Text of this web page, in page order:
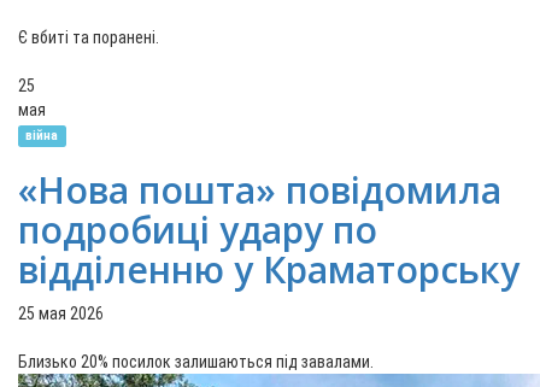
Є вбиті та поранені.
25
мая
війна
«Нова пошта» повідомила
подробиці удару по
відділенню у Краматорську
25 мая 2026
Близько 20% посилок залишаються під завалами.